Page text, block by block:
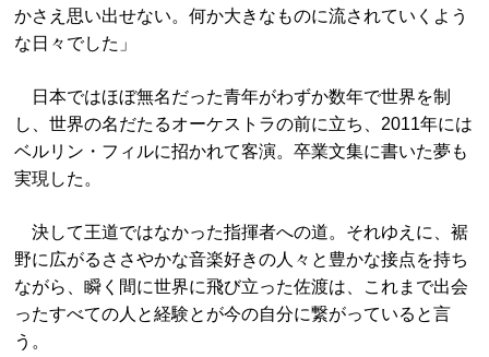
かさえ思い出せない。何か大きなものに流されていくよう
な日々でした」
日本ではほぼ無名だった青年がわずか数年で世界を制
し、世界の名だたるオーケストラの前に立ち、2011年には
ベルリン・フィルに招かれて客演。卒業文集に書いた夢も
実現した。
決して王道ではなかった指揮者への道。それゆえに、裾
野に広がるささやかな音楽好きの人々と豊かな接点を持ち
ながら、瞬く間に世界に飛び立った佐渡は、これまで出会
ったすべての人と経験とが今の自分に繋がっていると言
う。